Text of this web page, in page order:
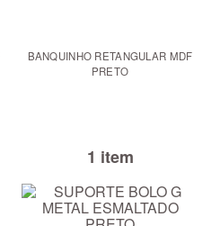
BANQUINHO RETANGULAR MDF
PRETO
1 item